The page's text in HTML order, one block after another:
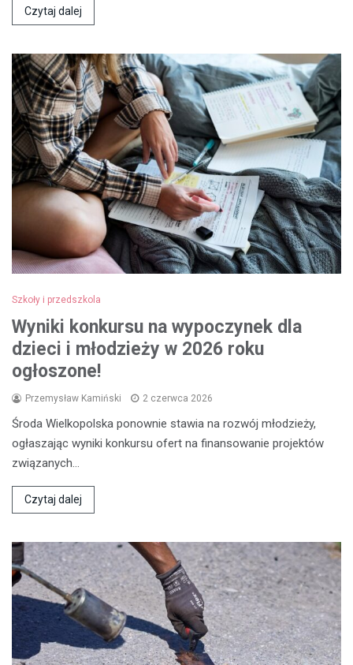
Czytaj dalej
Szkoły i przedszkola
Wyniki konkursu na wypoczynek dla
dzieci i młodzieży w 2026 roku
ogłoszone!
Przemysław Kamiński 2 czerwca 2026
Środa Wielkopolska ponownie stawia na rozwój młodzieży,
ogłaszając wyniki konkursu ofert na finansowanie projektów
związanych…
Czytaj dalej